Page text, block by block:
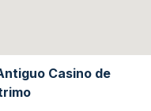
Casino de